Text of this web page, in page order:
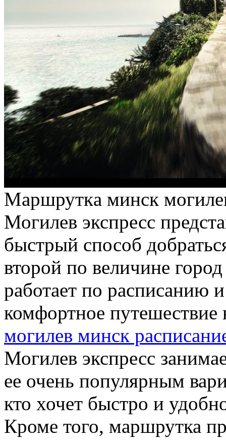
Мaршруткa минск
Могилев экспресс
быстрый способ
второй по величине
работает по расписанию
комфортное путешествие
могилев минск
Могилев экспресс
ее очень популярным
кто хочет быстро и
Кроме того, маршрутка